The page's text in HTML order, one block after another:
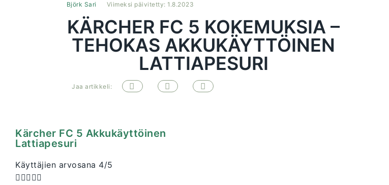
Björk Sari Viimeksi päivitetty: 1.8.2023
KÄRCHER FC 5 KOKEMUKSIA –
TEHOKAS AKKUKÄYTTÖINEN
LATTIAPESURI
Jaa artikkeli:
Kärcher FC 5 Akkukäyttöinen
Lattiapesuri
Käyttäjien arvosana 4/5
  